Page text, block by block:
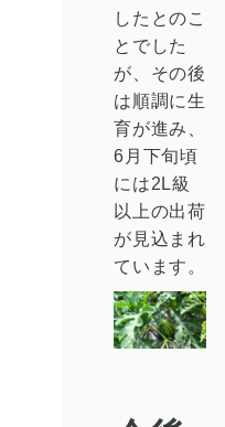
したとのこ
とでした
が、その後
は順調に生
育が進み、
6月下旬頃
には2L級
以上の出荷
が見込まれ
ています。